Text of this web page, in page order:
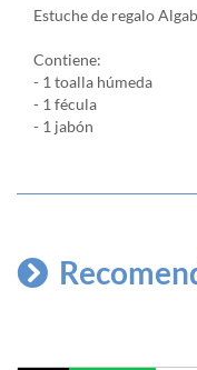
Estuche de regalo
Contiene:
- 1 toalla húmeda
- 1 fécula
- 1 jabón